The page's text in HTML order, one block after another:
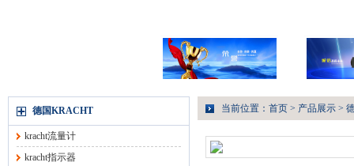
德国KRACHT
kracht流量计
kracht指示器
当前位置： 首页 > 产品展示 >